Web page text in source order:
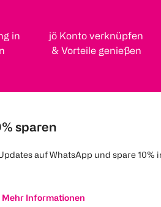
in
jö Konto verknüpfen
& Vorteile genießen
sparen
auf WhatsApp und spare 10%
Mehr Informationen